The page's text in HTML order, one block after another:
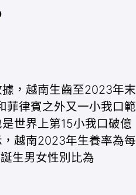
，越南生齒至2023年末
菲律賓之外又一小我口範
世界上第15小我口破億
越南2023年生養率為每
生男女性別比為